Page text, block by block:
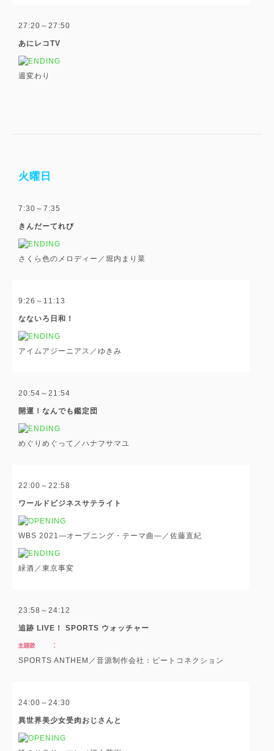
27:20～27:50
あにレコTV
週変わり
火曜日
7:30～7:35
きんだーてれび
さくら色のメロディー／堀内まり菜
9:26～11:13
なないろ日和！
アイムアジーニアス／ゆきみ
20:54～21:54
開運！なんでも鑑定団
めぐりめぐって／ハナフサマユ
22:00～22:58
ワールドビジネスサテライト
WBS 2021―オープニング・テーマ曲―／佐藤直紀
緑酒／東京事変
23:58～24:12
追跡 LIVE！ SPORTS ウォッチャー
SPORTS ANTHEM／音源制作会社：ビートコネクション
24:00～24:30
異世界美少女受肉おじさんと